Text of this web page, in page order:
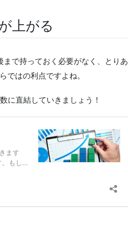
上がる
で持っておく必要がなく、とりあ
ではの利点ですよね。
に直結していきましょう！